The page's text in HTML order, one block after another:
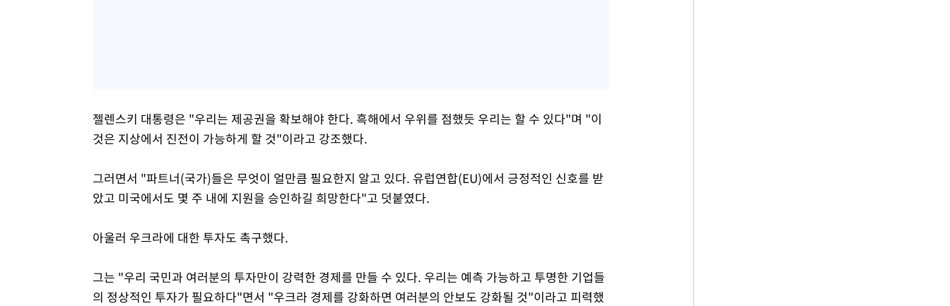
젤렌스키 대통령은 "우리는 제공권을 확보해야 한다. 흑해에서 우위를 점했듯 우리는 할 수 있다"며 "이
것은 지상에서 진전이 가능하게 할 것"이라고 강조했다.
그러면서 "파트너(국가)들은 무엇이 얼만큼 필요한지 알고 있다. 유럽연합(EU)에서 긍정적인 신호를 받
았고 미국에서도 몇 주 내에 지원을 승인하길 희망한다"고 덧붙였다.
아울러 우크라에 대한 투자도 촉구했다.
그는 "우리 국민과 여러분의 투자만이 강력한 경제를 만들 수 있다. 우리는 예측 가능하고 투명한 기업들
의 정상적인 투자가 필요하다"면서 "우크라 경제를 강화하면 여러분의 안보도 강화될 것"이라고 피력했